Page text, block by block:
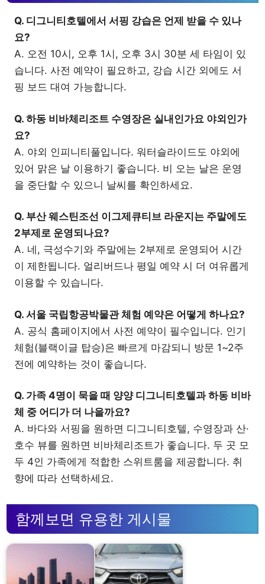
Q. 디그니티호텔에서 서핑 강습은 언제 받을 수 있나
요?
A. 오전 10시, 오후 1시, 오후 3시 30분 세 타임이 있
습니다. 사전 예약이 필요하고, 강습 시간 외에도 서
핑 보드 대여 가능합니다.
Q. 하동 비바체리조트 수영장은 실내인가요 야외인가
요?
A. 야외 인피니티풀입니다. 워터슬라이드도 야외에
있어 맑은 날 이용하기 좋습니다. 비 오는 날은 운영
을 중단할 수 있으니 날씨를 확인하세요.
Q. 부산 웨스틴조선 이그제큐티브 라운지는 주말에도
2부제로 운영되나요?
A. 네, 극성수기와 주말에는 2부제로 운영되어 시간
이 제한됩니다. 얼리버드나 평일 예약 시 더 여유롭게
이용할 수 있습니다.
Q. 서울 국립항공박물관 체험 예약은 어떻게 하나요?
A. 공식 홈페이지에서 사전 예약이 필수입니다. 인기
체험(블랙이글 탑승)은 빠르게 마감되니 방문 1~2주
전에 예약하는 것이 좋습니다.
Q. 가족 4명이 묵을 때 양양 디그니티호텔과 하동 비바
체 중 어디가 더 나을까요?
A. 바다와 서핑을 원하면 디그니티호텔, 수영장과 산·
호수 뷰를 원하면 비바체리조트가 좋습니다. 두 곳 모
두 4인 가족에게 적합한 스위트룸을 제공합니다. 취
향에 따라 선택하세요.
함께보면 유용한 게시물